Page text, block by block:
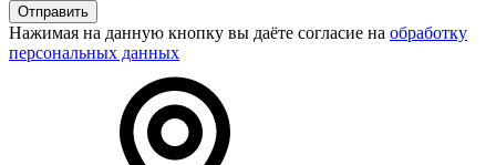
Отправить
Нажимая на данную кнопку вы даёте согласие на обработку
персональных данных